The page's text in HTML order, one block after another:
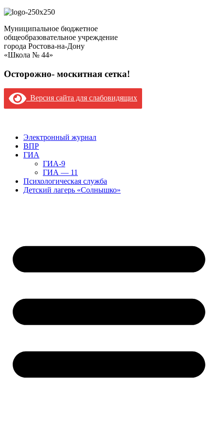
Муниципальное бюджетное
общеобразовательное учреждение
города Ростова-на-Дону
«Школа № 44»
Осторожно- москитная сетка!
Версия сайта для слабовидящих
Электронный журнал
ВПР
ГИА
ГИА-9
ГИА — 11
Психологическая служба
Детский лагерь «Солнышко»